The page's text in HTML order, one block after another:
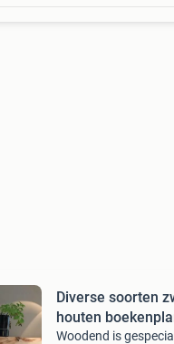
Diverse soorten
houten
Woodend is